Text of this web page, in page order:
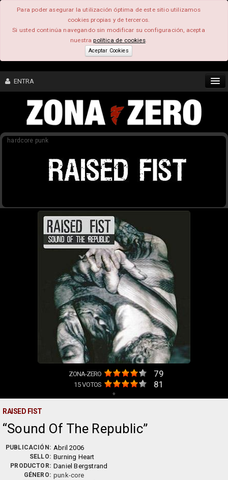
Para poder asegurar la utilización óptima de este sitio utilizamos
cookies propias y de terceros.
Si usted continúa navegando sin modificar su configuración, acepta
nuestrapolítica de cookies.
Aceptar Cookies
ENTRA
CONTENIDO
COMUNIDAD
FEEEDBACK
hardcore punk
ZONA-ZERO 79
15VOTOS 81
+
RAISED FIST
Sound Of The Republic
PUBLICACIÓN: Abril 2006
SELLO: Burning Heart
PRODUCTOR: Daniel Bergstrand
GÉNERO: punk-core